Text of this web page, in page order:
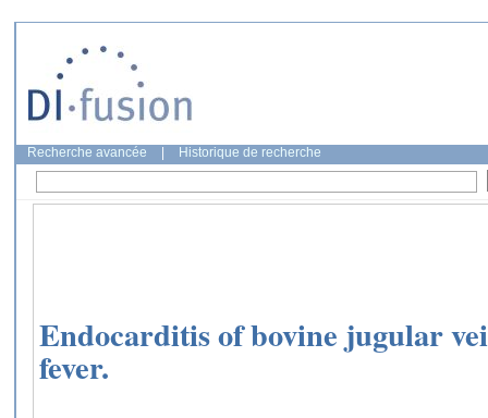
Recherche avancée Historique de recherche
Endocarditis of bovine jugular
fever.